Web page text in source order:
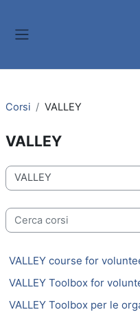
Corsi VALLEY
VALLEY
Categorie di corso
Cerca corsi
VALLEY course for
VALLEY Toolbox for
VALLEY Toolbox per le